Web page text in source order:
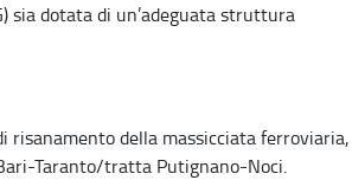
sia dotata di un’adeguata struttura
della massicciata ferroviaria,
Taranto/tratta Putignano-Noci.